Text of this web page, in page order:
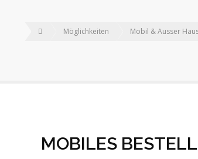
Möglichkeiten Mobil & Ausser
MOBILES